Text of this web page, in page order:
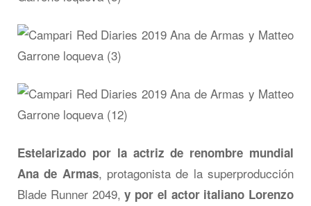
Estelarizado por la actriz de renombre mundial
Ana de Armas, protagonista de la superproducción
Blade Runner 2049,y por el actor italiano Lorenzo